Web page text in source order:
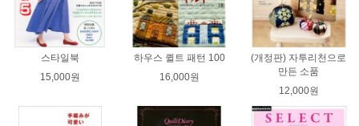
스타일북
15,000원
하우스 퀼트 패턴 100
16,000원
(개정판) 자투리천으로
만든 소품
12,000원